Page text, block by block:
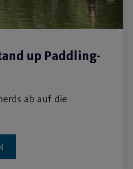
up Paddling-
ab auf die